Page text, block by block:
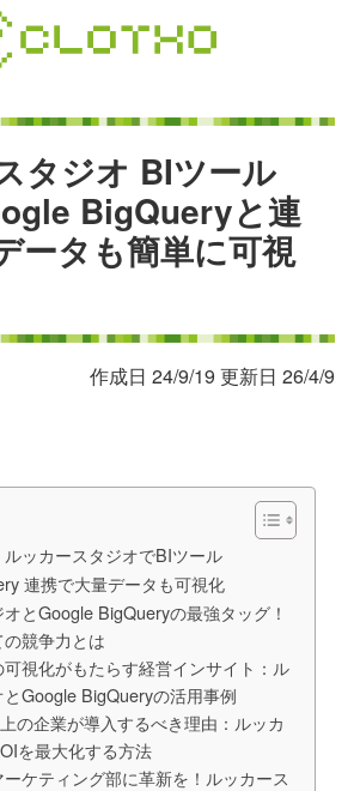
タジオ BIツール
ogle BigQueryと連
ータ も簡単に可視
作成日 24/9/19 更新日 26/4/9
ッカースタジオでBIツール
連携で大量データも可視化
とGoogle BigQueryの最強タッグ！
競争力とは
視化がもたらす経営インサイト：ル
とGoogle BigQueryの活用事例
の企業が導入するべき理由：ルッカ
を最大化する方法
ケティング部に革新を！ルッカース